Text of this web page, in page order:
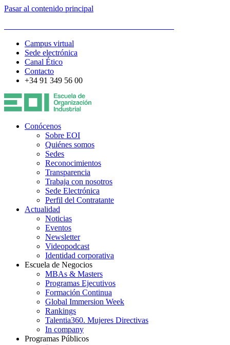
Pasar al contenido principal
Campus virtual
Sede electrónica
Canal Ético
Contacto
+34 91 349 56 00
Conócenos
Sobre EOI
Quiénes somos
Sedes
Reconocimientos
Transparencia
Trabaja con nosotros
Sede Electrónica
Perfil del Contratante
Actualidad
Noticias
Eventos
Newsletter
Videopodcast
Identidad corporativa
Escuela de Negocios
MBAs & Masters
Programas Ejecutivos
Formación Continua
Global Immersion Week
Rankings
Talentia360. Mujeres Directivas
In company
Programas Públicos